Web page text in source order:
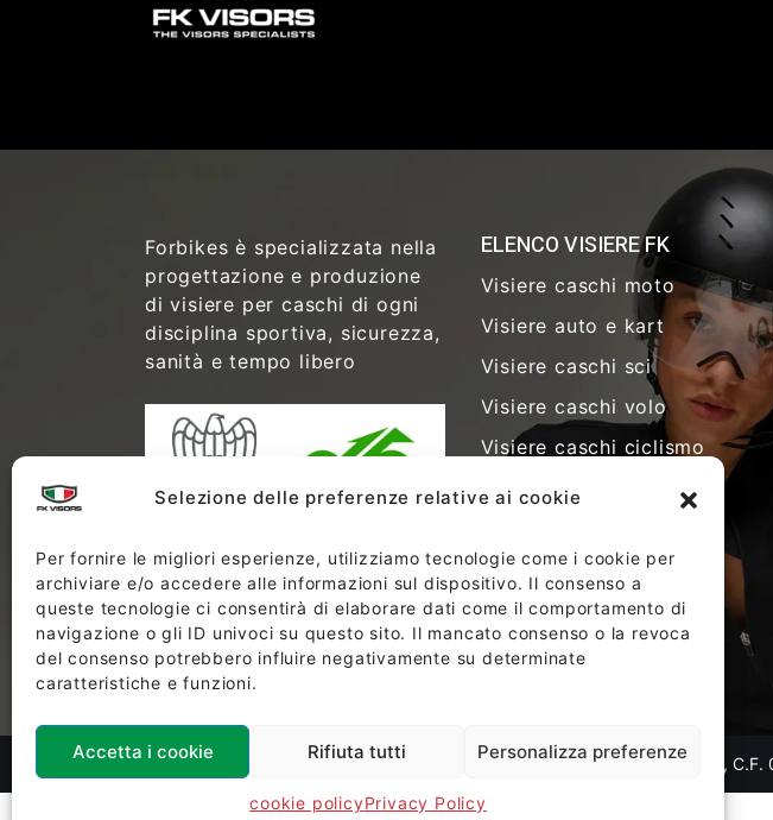
Selezione delle preferenze relative ai cookie
Per fornire le migliori esperienze, utilizziamo tecnologie come i cookie per
archiviare e/o accedere alle informazioni sul dispositivo. Il consenso a
queste tecnologie ci consentirà di elaborare dati come il comportamento di
navigazione o gli ID univoci su questo sito. Il mancato consenso o la revoca
del consenso potrebbero influire negativamente su determinate
caratteristiche e funzioni.
Accetta i cookie Rifiuta tutti Personalizza preferenze
cookie policyPrivacy Policy
Forbikes è specializzata nella
progettazione e produzione
di visiere per caschi di ogni
disciplina sportiva, sicurezza,
sanità e tempo libero
ELENCO VISIERE FK
Visiere caschi moto
Visiere auto e kart
Visiere caschi sci
Visiere caschi volo
Visiere caschi ciclismo
Visiere sicurezza
Visiere antisommossa
Visiere occhiali e tempo
libero
©2024 - FK Visors di FORBIKES S.r.l Tutti i diritti riservati - P.IVA,